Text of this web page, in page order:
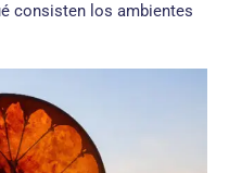
consisten los ambientes